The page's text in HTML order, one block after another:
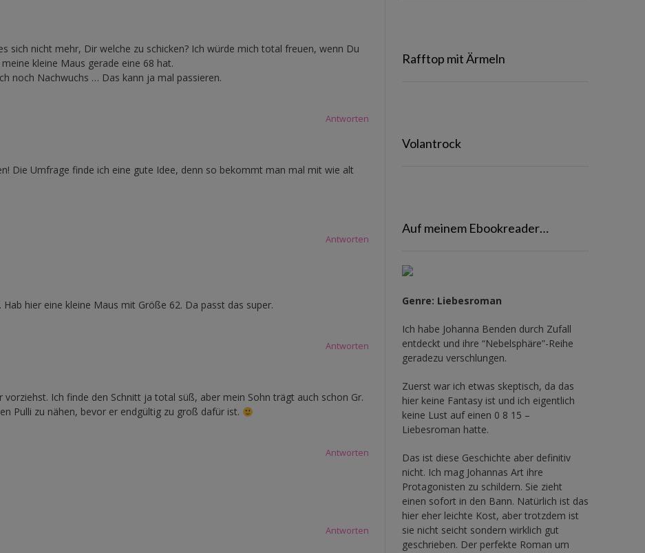
sich nicht mehr, Dir welche zu schicken? Ich würde mich total freuen, wenn Du
kleine Maus gerade eine 68 hat.
noch Nachwuchs … Das kann ja mal passieren.
Antworten
Die Umfrage finde ich eine gute Idee, denn so bekommt man mal mit wie alt
Antworten
hier eine kleine Maus mit Größe 62. Da passt das super.
Antworten
vorziehst. Ich finde den Schnitt ja total süß, aber mein Sohn trägt auch schon Gr.
Pulli zu nähen, bevor er endgültig zu groß dafür ist.
Antworten
Antworten
Rafftop mit Ärmeln
Volantrock
Auf meinem Ebookreader…
Genre: Liebesroman
Ich habe Johanna Benden durch Zufall
entdeckt und ihre “Nebelsphäre”-Reihe
geradezu verschlungen.
Zuerst war ich etwas skeptisch, da das
hier keine Fantasy ist und ich eigentlich
keine Lust auf einen 0 8 15 –
Liebesroman hatte.
Das ist diese Geschichte aber definitiv
nicht. Ich mag Johannas Art ihre
Protagonisten zu schildern. Sie zieht
einen sofort in den Bann. Natürlich ist das
hier eher leichte Kost, aber trotzdem ist
sie nicht seicht sondern wirklich gut
geschrieben. Der perfekte Roman um